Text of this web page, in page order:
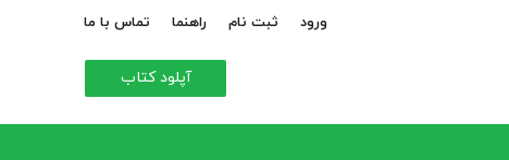
ورود ثبت نام راهنما تماس با ما
آپلود کتاب